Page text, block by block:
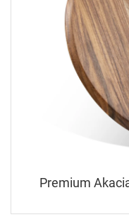
Premium